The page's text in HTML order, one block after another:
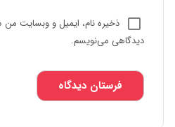
ذخیره نام، ایمیل و وبسایت من
دیدگاهی می‌نویسم.